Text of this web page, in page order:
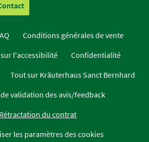
Conditions générales de vente
l'accessibilité
Confidentialité
Tout sur Kräuterhaus Sanct Bernhard
validation des avis/feedback
Rétractation du contrat
les paramètres des cookies